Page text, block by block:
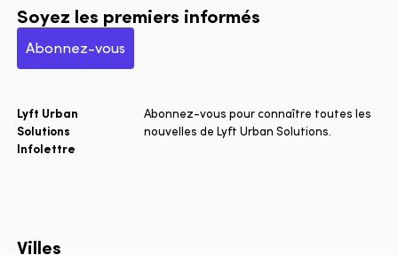
Soyez les premiers informés
Abonnez-vous
Lyft Urban
Solutions
Infolettre
Abonnez-vous pour connaître toutes les
nouvelles de Lyft Urban Solutions.
Villes